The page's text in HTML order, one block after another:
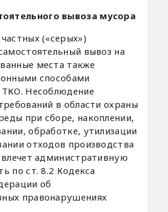
вывоза мусора
(«серых»)
вывоз на
места также
способами
ТКО. Несоблюдение
в области охраны
при сборе, накоплении,
обработке, утилизации
отходов производства
административную
по ст. 8.2 Кодекса
об
правонарушениях